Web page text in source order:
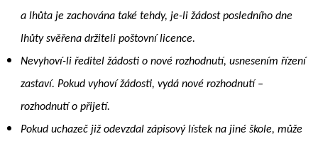
a lhůta je zachována také tehdy, je-li žádost posledního dne
lhůty svěřena držiteli poštovní licence.
Nevyhoví-li ředitel žádosti o nové rozhodnutí, usnesením řízení
zastaví. Pokud vyhoví žádosti, vydá nové rozhodnutí –
rozhodnutí o přijetí.
Pokud uchazeč již odevzdal zápisový lístek na jiné škole, může